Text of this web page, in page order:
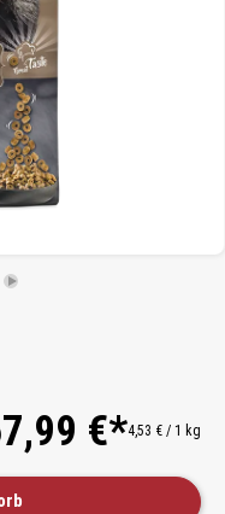
€*4,53 € / 1 kg